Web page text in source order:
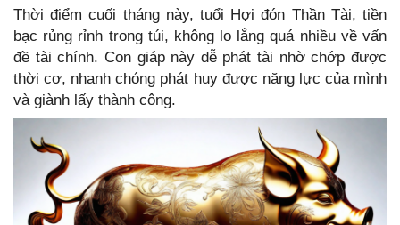
Thời điểm cuối tháng này, tuổi Hợi đón Thần Tài, tiền
bạc rủng rỉnh trong túi, không lo lắng quá nhiều về vấn
đề tài chính. Con giáp này dễ phát tài nhờ chớp được
thời cơ, nhanh chóng phát huy được năng lực của mình
và giành lấy thành công.